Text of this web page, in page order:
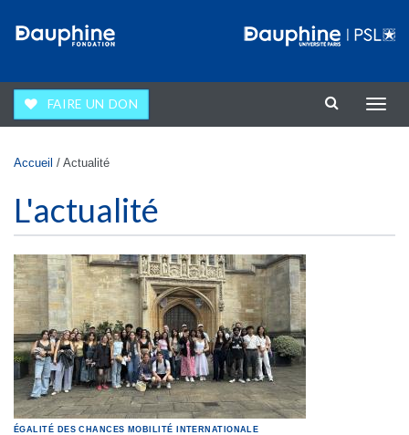
FAIRE UN DON
la
Vous êtes ici
Accueil / Actualité
L'actualité
ÉGALITÉ DES CHANCES MOBILITÉ INTERNATIONALE